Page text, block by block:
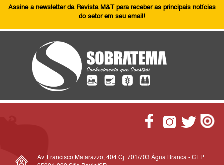
Assine a newsletter da Revista M&T para receber as principais notícias
do setor em seu email!
Av. Francisco Matarazzo, 404 Cj. 701/703 Água Branca - CEP